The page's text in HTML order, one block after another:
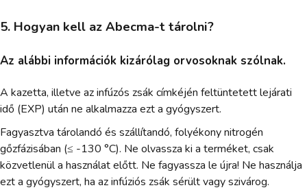
5. Hogyan kell az Abecma-t tárolni?
Az alábbi információk kizárólag orvosoknak szólnak.
A kazetta, illetve az infúzós zsák címkéjén feltüntetett lejárati
idő (EXP) után ne alkalmazza ezt a gyógyszert.
Fagyasztva tárolandó és szállítandó, folyékony nitrogén
gőzfázisában (≤ -130 °C). Ne olvassza ki a terméket, csak
közvetlenül a használat előtt. Ne fagyassza le újra! Ne használja
ezt a gyógyszert, ha az infúziós zsák sérült vagy szivárog.